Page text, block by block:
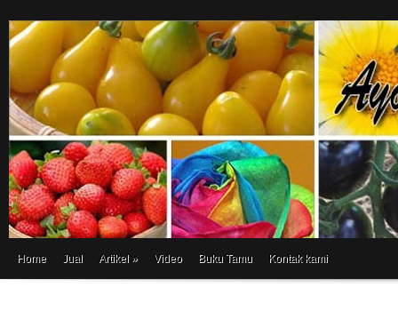
Home Jual Artikel » Video Buku Tamu Kontak kami